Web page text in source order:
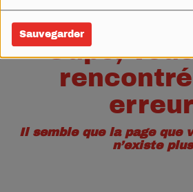
Sauvegarder
Oups,
Il semble que la page que
n’existe